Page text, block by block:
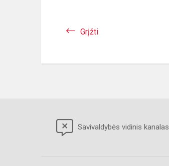
Grįžti
Savivaldybės vidinis kanalas